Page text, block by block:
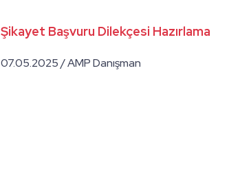
Şikayet Başvuru Dilekçesi Hazırlama
07.05.2025 / AMP Danışman